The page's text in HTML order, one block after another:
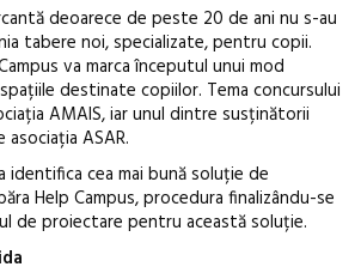
deoarece de peste 20 de ani nu s-au
tabere noi, specializate, pentru copii.
va marca începutul unui mod
destinate copiilor. Tema concursului
AMAIS, iar unul dintre susținătorii
ASAR.
identifica cea mai bună soluție de
Help Campus, procedura finalizându-se
de proiectare pentru această soluție.